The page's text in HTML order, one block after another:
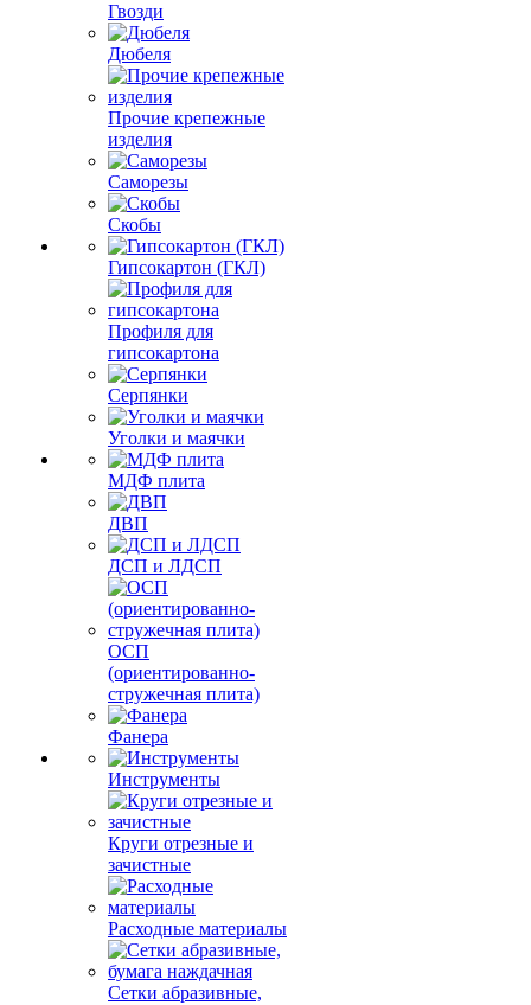
Гвозди
Дюбеля
Прочие крепежные
изделия
Саморезы
Скобы
Гипсокартон (ГКЛ)
Профиля для
гипсокартона
Серпянки
Уголки и маячки
МДФ плита
ДВП
ДСП и ЛДСП
ОСП
(ориентированно-
стружечная плита)
Фанера
Инструменты
Круги отрезные и
зачистные
Расходные материалы
Сетки абразивные,